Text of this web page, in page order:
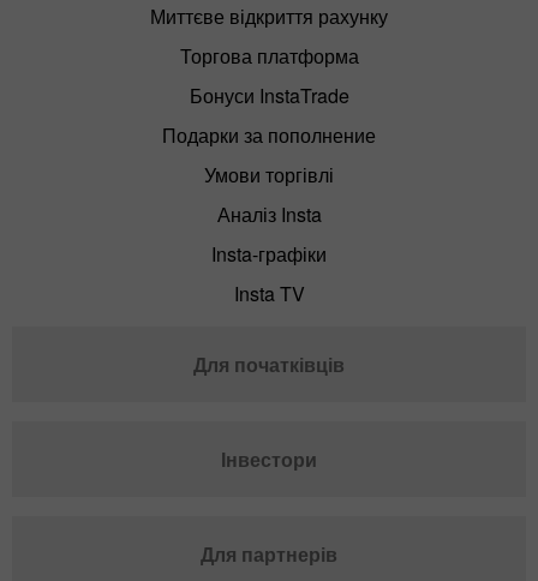
Миттєве відкриття рахунку
Торгова платформа
Бонуси InstaTrade
Подарки за пополнение
Умови торгівлі
Аналіз Insta
Insta-графіки
Insta TV
Для початківців
Інвестори
Для партнерів